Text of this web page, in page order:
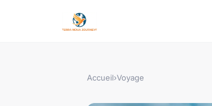
Accueil›Voyage